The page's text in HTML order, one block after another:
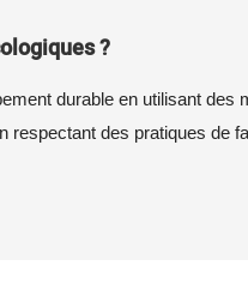
?
durable en utilisant des
respectant des pratiques de